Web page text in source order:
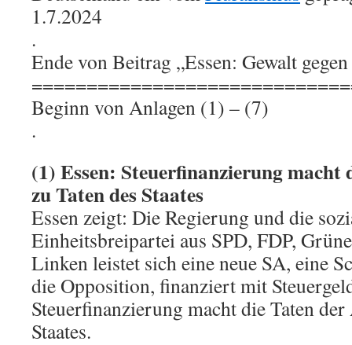
1.7.2024
.
Ende von Beitrag „Essen: Gewalt
Beginn von Anlagen (1) – (7)
.
(1) Essen: Steuerfinanzierung
zu Taten des Staates
Essen zeigt: Die Regierung und die
Einheitsbreipartei aus SPD, FDP,
Linken leistet sich eine neue SA, eine
die Opposition, finanziert mit
Steuerfinanzierung macht die Taten
Staates.